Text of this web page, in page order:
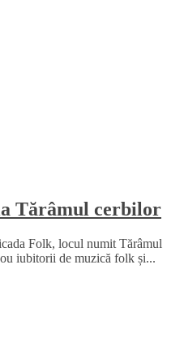
Tărâmul cerbilor
Folk, locul numit Tărâmul
iubitorii de muzică folk și...